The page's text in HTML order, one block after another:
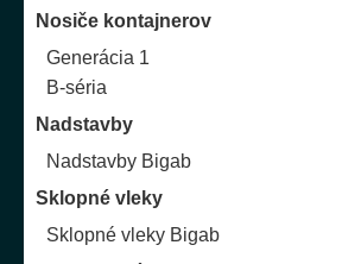
Nosiče kontajnerov
Generácia 1
B-séria
Nadstavby
Nadstavby Bigab
Sklopné vleky
Sklopné vleky Bigab